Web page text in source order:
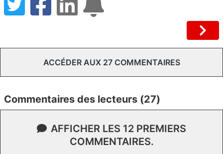
ACCÉDER AUX 27 COMMENTAIRES
Commentaires des lecteurs (27)
AFFICHER LES 12 PREMIERS
COMMENTAIRES.